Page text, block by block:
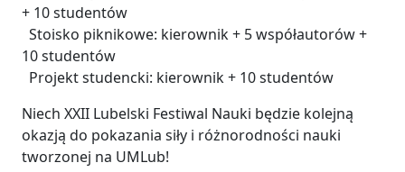
+ 10 studentów
Stoisko piknikowe: kierownik + 5 współautorów +
10 studentów
Projekt studencki: kierownik + 10 studentów
Niech XXII Lubelski Festiwal Nauki będzie kolejną
okazją do pokazania siły i różnorodności nauki
tworzonej na UMLub!